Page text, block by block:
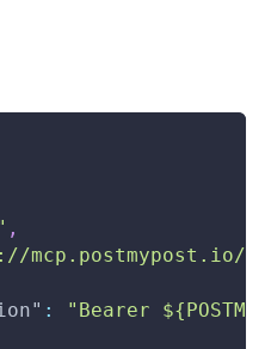
,
mcp.postmypost.io/
:
"Bearer